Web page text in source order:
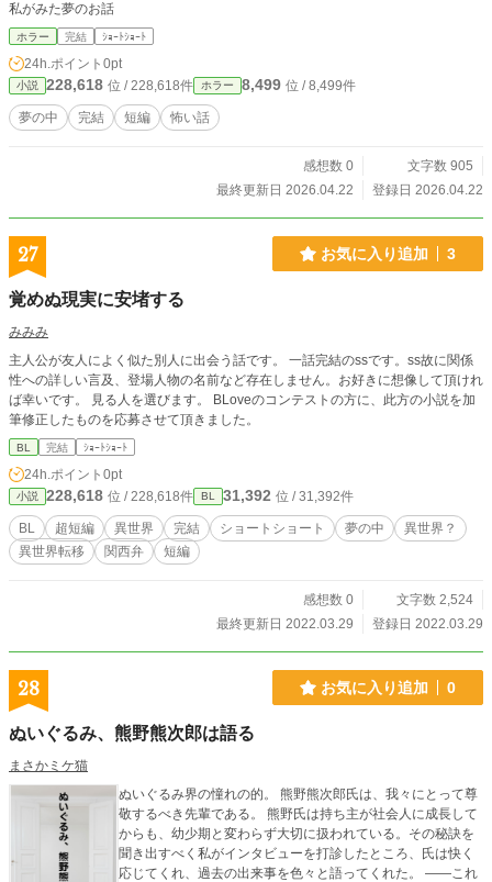
私がみた夢のお話
ホラー 完結 ｼｮｰﾄｼｮｰﾄ
24h.ポイント 0pt
小説 228,618 位 / 228,618件 ホラー 8,499 位 / 8,499件
夢の中 完結 短編 怖い話
感想数 0
文字数 905
最終更新日 2026.04.22
登録日 2026.04.22
27 お気に入り追加 3
覚めぬ現実に安堵する
みみみ
主人公が友人によく似た別人に出会う話です。 一話完結のssです。ss故に関係
性への詳しい言及、登場人物の名前など存在しません。お好きに想像して頂けれ
ば幸いです。 見る人を選びます。 BLoveのコンテストの方に、此方の小説を加
筆修正したものを応募させて頂きました。
BL 完結 ｼｮｰﾄｼｮｰﾄ
24h.ポイント 0pt
小説 228,618 位 / 228,618件 BL 31,392 位 / 31,392件
BL 超短編 異世界 完結 ショートショート 夢の中
異世界？
異世界転移
関西弁 短編
感想数 0
文字数 2,524
最終更新日 2022.03.29
登録日 2022.03.29
28 お気に入り追加 0
ぬいぐるみ、熊野熊次郎は語る
まさかミケ猫
ぬいぐるみ界の憧れの的。 熊野熊次郎氏は、我々にとって尊
敬するべき先輩である。 熊野氏は持ち主が社会人に成長して
からも、幼少期と変わらず大切に扱われている。その秘訣を
聞き出すべく私がインタビューを打診したところ、氏は快く
応じてくれ、過去の出来事を色々と語ってくれた。 ――これ